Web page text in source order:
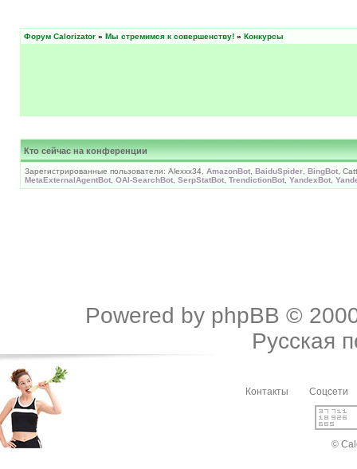
Форум Calorizator » Мы стремимся к совершенству! » Конкурсы
Кто сейчас на конференции
Зарегистрированные пользователи: Alexxx34, AmazonBot BaiduSpider BingBot ,
MetaExternalAgentBot OAI-SearchBot SerpStatBot TrendictionBot YandexBot
Powered by phpBB ©
Русская
Контакты Соцсети
©